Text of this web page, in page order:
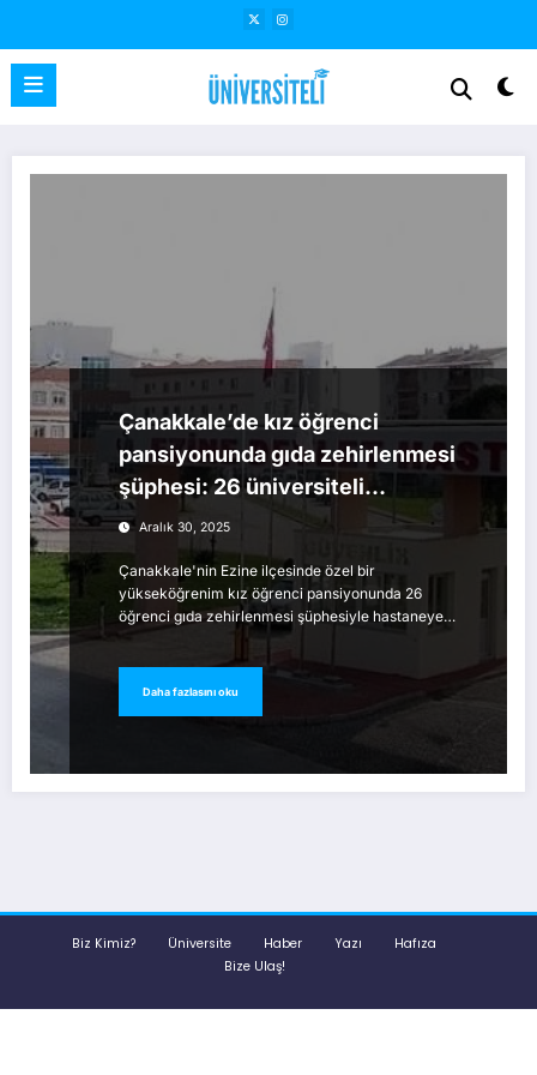
Çanakkale’de kız öğrenci
pansiyonunda gıda zehirlenmesi
şüphesi: 26 üniversiteli
hastaneye başvurdu
Aralık 30, 2025
Çanakkale'nin Ezine ilçesinde özel bir
yükseköğrenim kız öğrenci pansiyonunda 26
öğrenci gıda zehirlenmesi şüphesiyle hastaneye…
Daha fazlasını oku
Biz Kimiz? Üniversite Haber Yazı
Hafıza
Bize Ulaş!